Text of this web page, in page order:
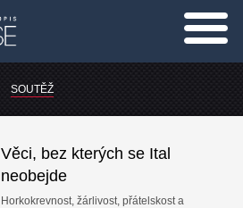
Auto-Moto
Modelky
Osobnost
SOUTĚŽ
Věci, bez kterých se Ital
neobejde
Horkokrevnost, žárlivost, přátelskost a